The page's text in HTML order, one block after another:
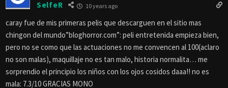
SelfeR 10 years ago
caray fue de mis primeras pelis que descarguen en el sitio mas
chingon del mundo”bloghorror.com”: peli entretenida empieza bien,
pero no se como que las actuaciones no me convencen al 100(aclaro
no son malas), maquillaje no es tan malo, historia normalita… me
sorprendio el principio los niños con los ojos cosidos daaa!! no es
mala: 7.3/10 GRACIAS MONO